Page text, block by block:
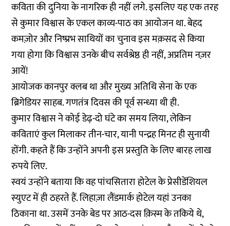
कविता की दुनिया के नागरिक ही नहीं लगे. इसलिए यह एक तरह
से कुमार विश्वास के एकल काव्य-पाठ का आयोजन था. बेहद
कमज़ोर और निष्प्रभ साथियों का चुनाव इस मक़सद से किया
गया होगा कि विश्वास उनके बीच सर्वश्रेष्ठ ही नहीं, अप्रतिम नज़र
आयें!
आयोजक कानपुर क्लब था और मुख्य अतिथि सेना के एक
ब्रिगेडियर साहब. गणतंत्र दिवस की पूर्व सन्ध्या थी ही.
कुमार विश्वास ने कोई डेढ़-दो घंटे का समय लिया, लेकिन
कविताएं कुल मिलाकर तीन-चार, यानी पन्द्रह मिनट ही सुनायी
होंगी. कहते हैं कि उन्होंने अपनी इस प्रस्तुति के लिए बारह लाख
रुपये लिए.
स्वयं उन्होंने बताया कि वह पांचसितारा होटेल के प्रेसीडेंशियल
स्युएट में ही ठहरते हैं. लिहाज़ा लैंडमार्क होटेल यहां उनका
ठिकाना था. उसमें उनके बेड पर आठ-दस क़िस्म के तकिये थे,